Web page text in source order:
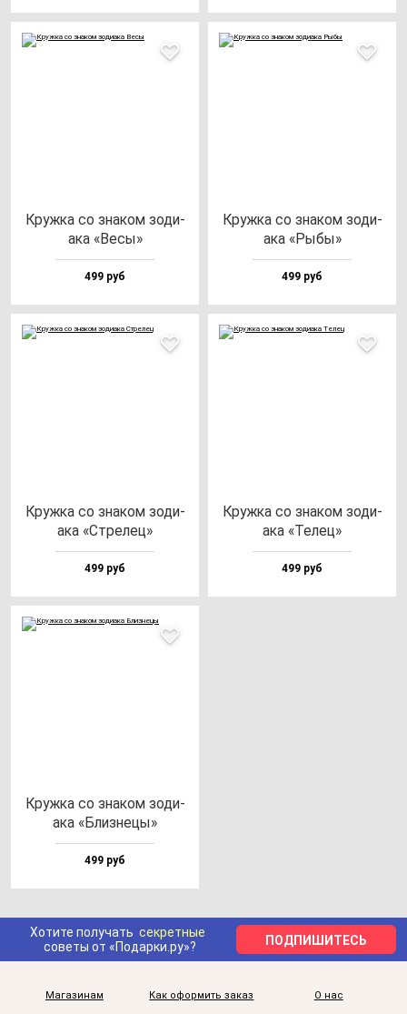
Круж­ка со зна­ком зо­ди­
ака «Весы»
499 руб
Круж­ка со зна­ком зо­ди­
ака «Рыбы»
499 руб
Круж­ка со зна­ком зо­ди­
ака «Стре­лец»
499 руб
Круж­ка со зна­ком зо­ди­
ака «Телец»
499 руб
Круж­ка со зна­ком зо­ди­
ака «Близ­не­цы»
499 руб
Хотите получать секретные
советы от «Подарки.ру»?
ПОДПИШИТЕСЬ
Магазинам Как оформить заказ О нас